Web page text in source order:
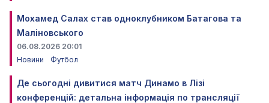
Мохамед Салах став одноклубником Батагова та
Маліновського
06.08.2026 20:01
Новини
Футбол
Де сьогодні дивитися матч Динамо в Лізі
конференцій: детальна інформація по трансляції